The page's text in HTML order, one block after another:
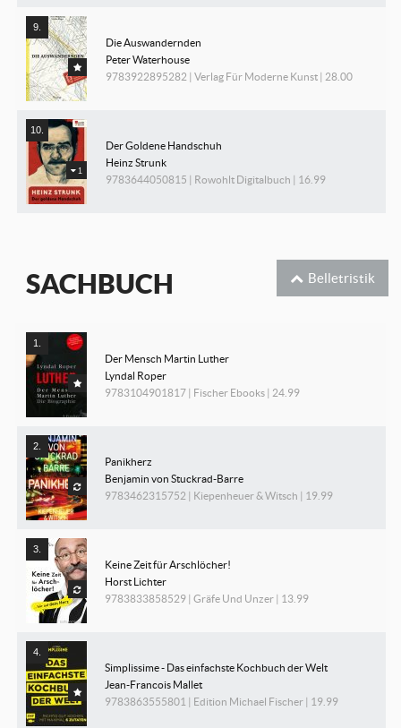
Die Auswandernden
Peter Waterhouse
9783922895282 | Verlag Für Moderne Kunst | 28.00
1
Der Goldene Handschuh
Heinz Strunk
9783644050815 | Rowohlt Digitalbuch | 16.99
SACHBUCH Belletristik
Der Mensch Martin Luther
Lyndal Roper
9783104901817 | Fischer Ebooks | 24.99
Panikherz
Benjamin von Stuckrad-Barre
9783462315752 | Kiepenheuer & Witsch | 19.99
Keine Zeit für Arschlöcher!
Horst Lichter
9783833858529 | Gräfe Und Unzer | 13.99
Simplissime - Das einfachste Kochbuch der Welt
Jean-Francois Mallet
9783863555801 | Edition Michael Fischer | 19.99